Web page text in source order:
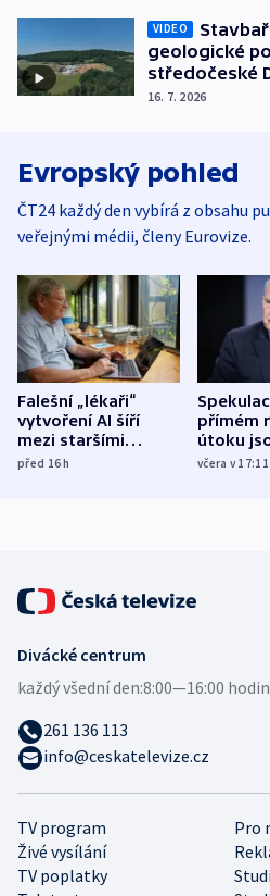
VIDEO
geologické
středočeské
16. 7. 2026
Evropský pohled
ČT24 každý den vybírá z obsahu
veřejnými médii, členy Eurovize.
Falešní „lékaři“
vytvoření AI šíří
mezi staršími
Poláky nebezpečné
před 16h
přímém
útoku
míní
včera v 17:11
TV program
Pro
Živé vysílání
TV poplatky
Divácké centrum
každý všední den:8:00—16:00 hodin
261 136 113
info@ceskatelevize.cz